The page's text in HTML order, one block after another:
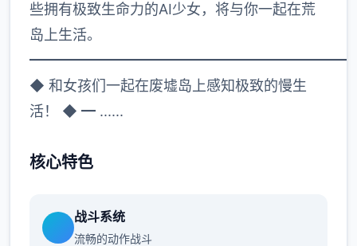
些拥有极致生命力的AI少女，将与你一起在荒
岛上生活。
◆ 和女孩们一起在废墟岛上感知极致的慢生
活！ ◆ ━ ......
核心特色
战斗系统
流畅的动作战斗